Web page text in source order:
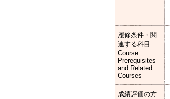
履修条件・関
連する科目
Course
Prerequisites
and Related
Courses
成績評価の方